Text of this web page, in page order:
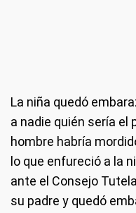
La niña quedó
a nadie quién sería el
hombre habría
lo que enfureció a la
ante el Consejo
su padre y quedó